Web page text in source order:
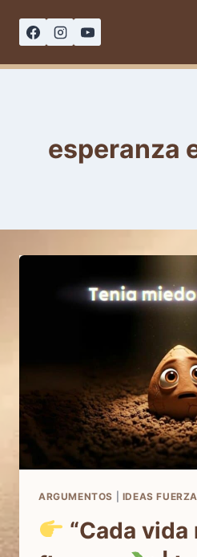
esperanza
ARGUMENTOS IDEAS FUERZA
“Cada vida